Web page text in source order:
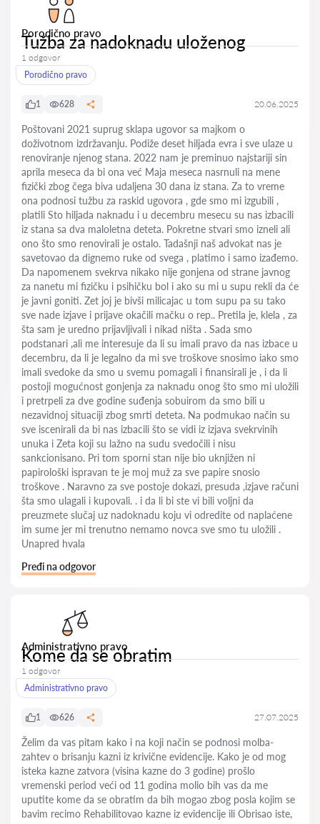
Porodično pravo
Tužba za nadoknadu uloženog
1 odgovor
Porodično pravo
1 628 20.06.2025
Poštovani 2021 suprug sklapa ugovor sa majkom o
doživotnom izdržavanju. Podiže deset hiljada evra i sve ulaze u
renoviranje njenog stana. 2022 nam je preminuo najstariji sin
aprila meseca da bi ona već Maja meseca nasrnuli na mene
fizički zbog čega biva udaljena 30 dana iz stana. Za to vreme
ona podnosi tužbu za raskid ugovora , gde smo mi izgubili ,
platili Sto hiljada naknadu i u decembru mesecu su nas izbacili
iz stana sa dva maloletna deteta. Pokretne stvari smo izneli ali
ono što smo renovirali je ostalo. Tadašnji naš advokat nas je
savetovao da dignemo ruke od svega , platimo i samo izađemo.
Da napomenem svekrva nikako nije gonjena od strane javnog
za nanetu mi fizičku i psihičku bol i ako su mi u supu rekli da će
je javni goniti. Zet joj je bivši milicajac u tom supu pa su tako
sve nade izjave i prijave okačili mačku o rep.. Pretila je, klela , za
šta sam je uredno prijavljivali i nikad ništa . Sada smo
podstanari ,ali me interesuje da li su imali pravo da nas izbace u
decembru, da li je legalno da mi sve troškove snosimo iako smo
imali svedoke da smo u svemu pomagali i finansirali je , i da li
postoji mogućnost gonjenja za naknadu onog što smo mi uložili
i pretrpeli za dve godine suđenja sobuirom da smo bili u
nezavidnoj situaciji zbog smrti deteta. Na podmukao način su
sve iscenirali da bi nas izbacili što se vidi iz izjava svekrvinih
unuka i Zeta koji su lažno na sudu svedočili i nisu
sankcionisano. Pri tom sporni stan nije bio uknjižen ni
papirološki ispravan te je moj muž za sve papire snosio
troškove . Naravno za sve postoje dokazi, presuda ,izjave računi
šta smo ulagali i kupovali. . i da li bi ste vi bili voljni da
preuzmete slučaj uz nadoknadu koju vi odredite od naplaćene
im sume jer mi trenutno nemamo novca sve smo tu uložili .
Unapred hvala
Pređi na odgovor
Administrativno pravo
Kome da se obratim
1 odgovor
Administrativno pravo
1 626 27.07.2025
Želim da vas pitam kako i na koji način se podnosi molba-
zahtev o brisanju kazni iz krivične evidencije. Kako je od mog
isteka kazne zatvora (visina kazne do 3 godine) prošlo
vremenski period veći od 11 godina molio bih vas da me
uputite kome da se obratim da bih mogao zbog posla kojim se
bavim recimo Rehabilitovao kazne iz evidencije ili Obrisao iste,